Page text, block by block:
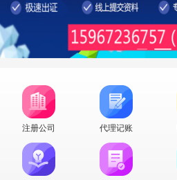
注册公司 代理记账